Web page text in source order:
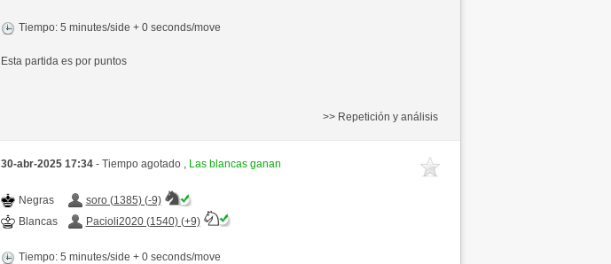
Tiempo: 5 minutes/side + 0 seconds/move
Esta partida es por puntos
>> Repetición y análisis
30-abr-2025 17:34 - Tiempo agotado , Las blancas ganan
Negras
soro (1385) (-9)
Blancas
Pacioli2020 (1540) (+9)
Tiempo: 5 minutes/side + 0 seconds/move